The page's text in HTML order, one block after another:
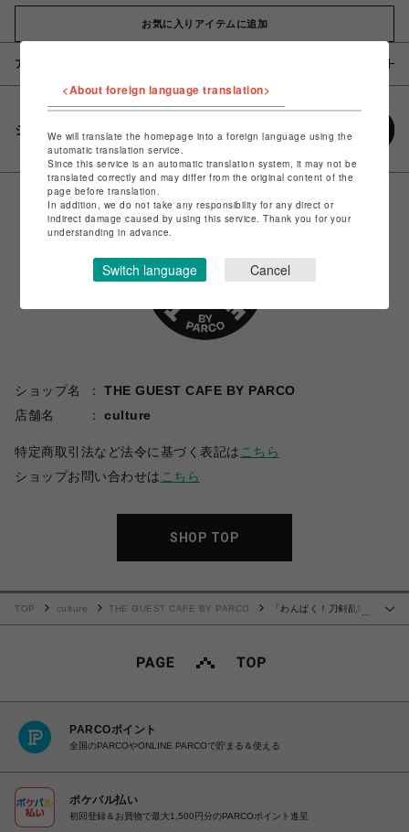
お気に入りアイテムに追加
アイテム説明 / 素材
シェアする
ショップ名
THE GUEST CAFE BY PARCO
店舗名
culture
特定商取引法など法令に基づく表記は こちら
ショップお問い合わせは こちら
SHOP TOP
TOP culture THE GUEST CAFE BY PARCO
「わんぱく！刀剣乱舞
PARCOポイント
全国のPARCOやONLINE PARCOで貯まる＆使える
ポケパル払い
初回登録＆お買物で最大1,500円分のPARCOポイント進呈
<About foreign language translation>
We will translate the homepage into a foreign language using the
automatic translation service.
Since this service is an automatic translation system, it may not be
translated correctly and may differ from the original content of the
page before translation.
In addition, we do not take any responsibility for any direct or
indirect damage caused by using this service. Thank you for your
understanding in advance.
Switch language Cancel